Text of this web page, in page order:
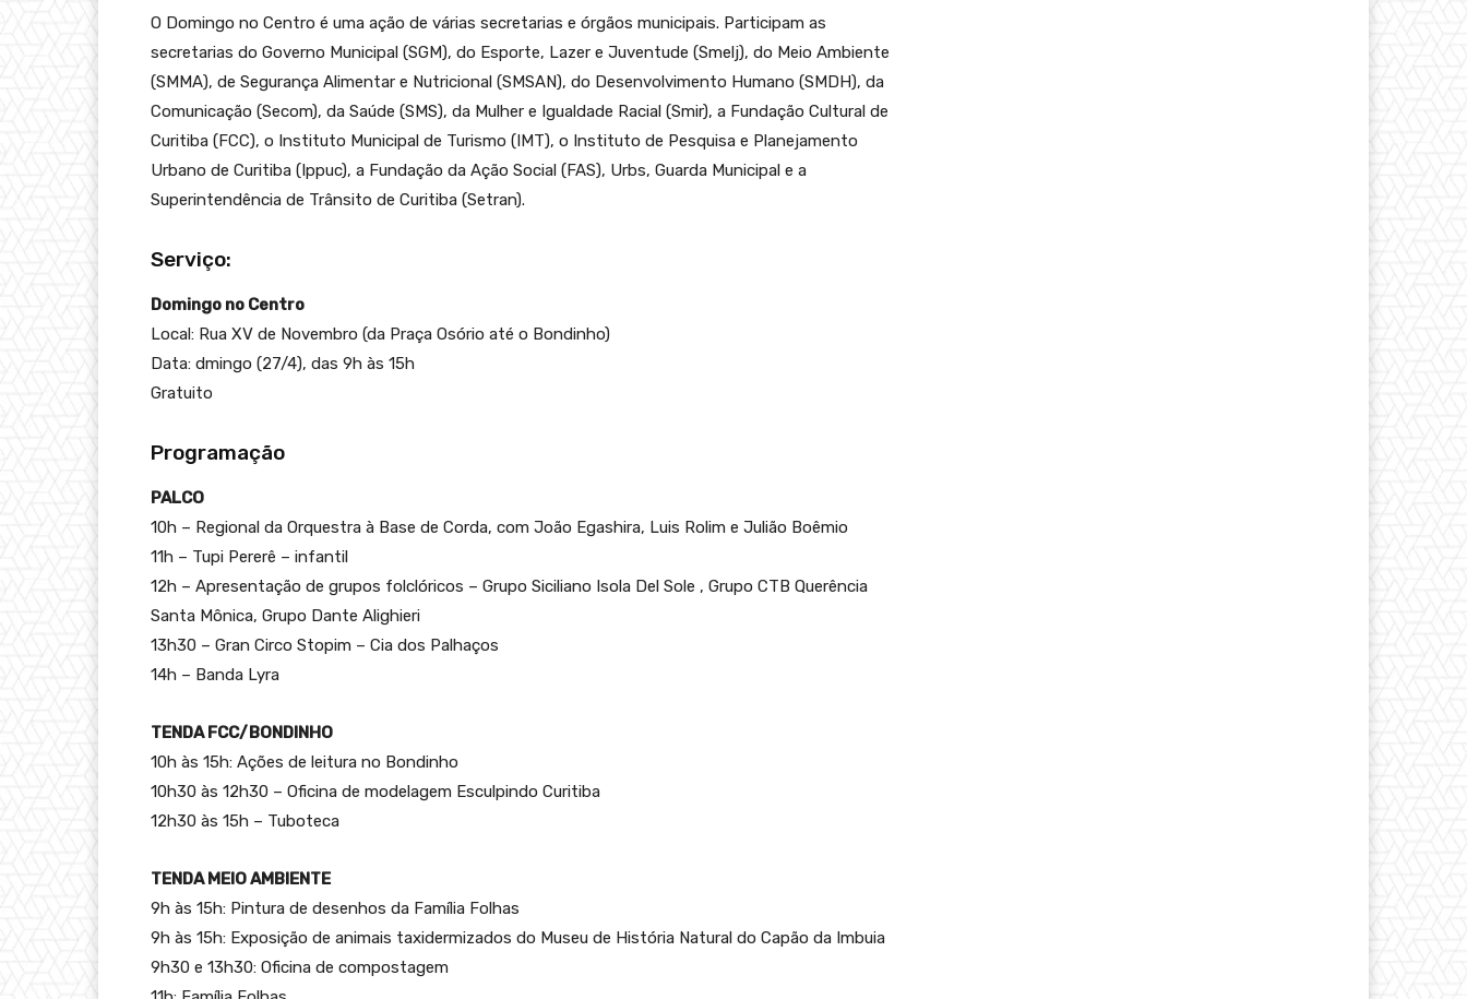
O Domingo no Centro é uma ação de várias secretarias e órgãos municipais. Participam as
secretarias do Governo Municipal (SGM), do Esporte, Lazer e Juventude (Smelj), do Meio Ambiente
(SMMA), de Segurança Alimentar e Nutricional (SMSAN), do Desenvolvimento Humano (SMDH), da
Comunicação (Secom), da Saúde (SMS), da Mulher e Igualdade Racial (Smir), a Fundação Cultural de
Curitiba (FCC), o Instituto Municipal de Turismo (IMT), o Instituto de Pesquisa e Planejamento
Urbano de Curitiba (Ippuc), a Fundação da Ação Social (FAS), Urbs, Guarda Municipal e a
Superintendência de Trânsito de Curitiba (Setran).
Serviço:
Domingo no Centro
Local: Rua XV de Novembro (da Praça Osório até o Bondinho)
Data: dmingo (27/4), das 9h às 15h
Gratuito
Programação
PALCO
10h – Regional da Orquestra à Base de Corda, com João Egashira, Luis Rolim e Julião Boêmio
11h – Tupi Pererê – infantil
12h – Apresentação de grupos folclóricos – Grupo Siciliano Isola Del Sole , Grupo CTB Querência
Santa Mônica, Grupo Dante Alighieri
13h30 – Gran Circo Stopim – Cia dos Palhaços
14h – Banda Lyra
TENDA FCC/BONDINHO
10h às 15h: Ações de leitura no Bondinho
10h30 às 12h30 – Oficina de modelagem Esculpindo Curitiba
12h30 às 15h – Tuboteca
TENDA MEIO AMBIENTE
9h às 15h: Pintura de desenhos da Família Folhas
9h às 15h: Exposição de animais taxidermizados do Museu de História Natural do Capão da Imbuia
9h30 e 13h30: Oficina de compostagem